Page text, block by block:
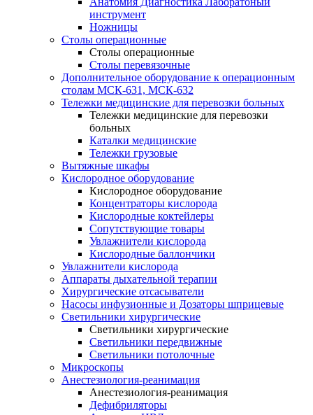
инструмент
Ножницы
Столы операционные
Столы операционные
Столы перевязочные
Дополнительное оборудование к операционным
столам МСК-631, МСК-632
Тележки медицинские для перевозки больных
Тележки медицинские для перевозки
больных
Каталки медицинские
Тележки грузовые
Вытяжные шкафы
Кислородное оборудование
Кислородное оборудование
Концентраторы кислорода
Кислородные коктейлеры
Сопутствующие товары
Увлажнители кислорода
Кислородные баллончики
Увлажнители кислорода
Аппараты дыхательной терапии
Хирургические отсасыватели
Насосы инфузионные и Дозаторы шприцевые
Светильники хирургические
Светильники хирургические
Светильники передвижные
Светильники потолочные
Микроскопы
Анестезиология-реанимация
Анестезиология-реанимация
Дефибриляторы